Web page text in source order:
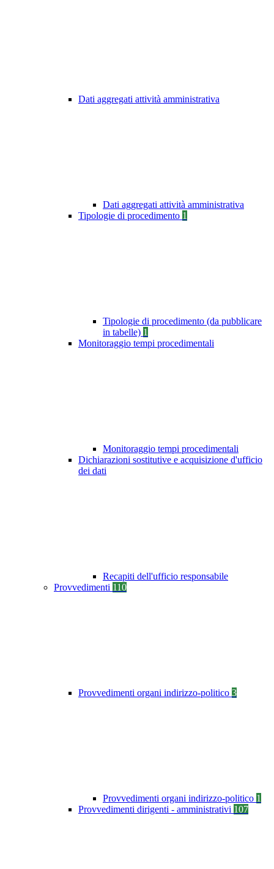
Dati aggregati attività amministrativa
Dati aggregati attività amministrativa
Tipologie di procedimento 1
Tipologie di procedimento (da pubblicare
in tabelle) 1
Monitoraggio tempi procedimentali
Monitoraggio tempi procedimentali
Dichiarazioni sostitutive e acquisizione d'ufficio
dei dati
Recapiti dell'ufficio responsabile
Provvedimenti 110
Provvedimenti organi indirizzo-politico 3
Provvedimenti organi indirizzo-politico 1
Provvedimenti dirigenti - amministrativi 107